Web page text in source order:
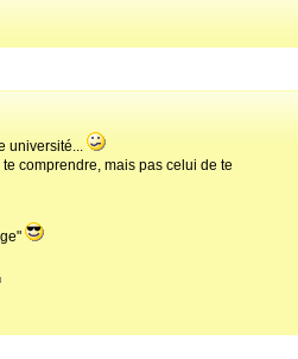
université...
comprendre, mais pas celui de te